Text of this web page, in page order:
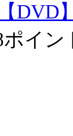
DVD
ポイ